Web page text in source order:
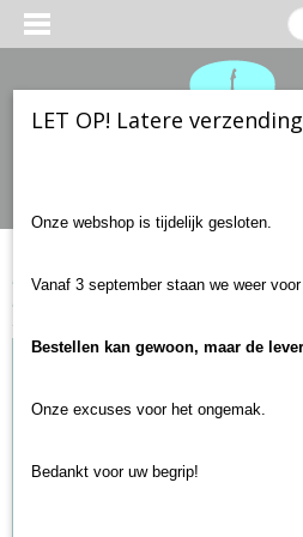
Home>Gitaar accessoires>
Dunlop Nylon Standard 0.60mm l 12
LET OP! Latere verzending
Onze webshop is tijdelijk gesloten.
Vanaf 3 september staan we weer
Bestellen kan gewoon, maar de
Onze excuses voor het ongemak.
Bedankt voor uw begrip!